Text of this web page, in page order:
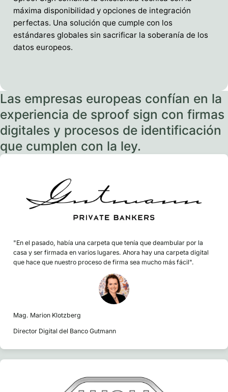
máxima disponibilidad y opciones de integración
perfectas. Una solución que cumple con los
estándares globales sin sacrificar la soberanía de los
datos europeos.
Las empresas europeas confían en la
experiencia de sproof sign con firmas
digitales y procesos de identificación
que cumplen con la ley.
"En el pasado, había una carpeta que tenía que deambular por la
casa y ser firmada en varios lugares. Ahora hay una carpeta digital
que hace que nuestro proceso de firma sea mucho más fácil".
Mag. Marion Klotzberg
Director Digital del Banco Gutmann